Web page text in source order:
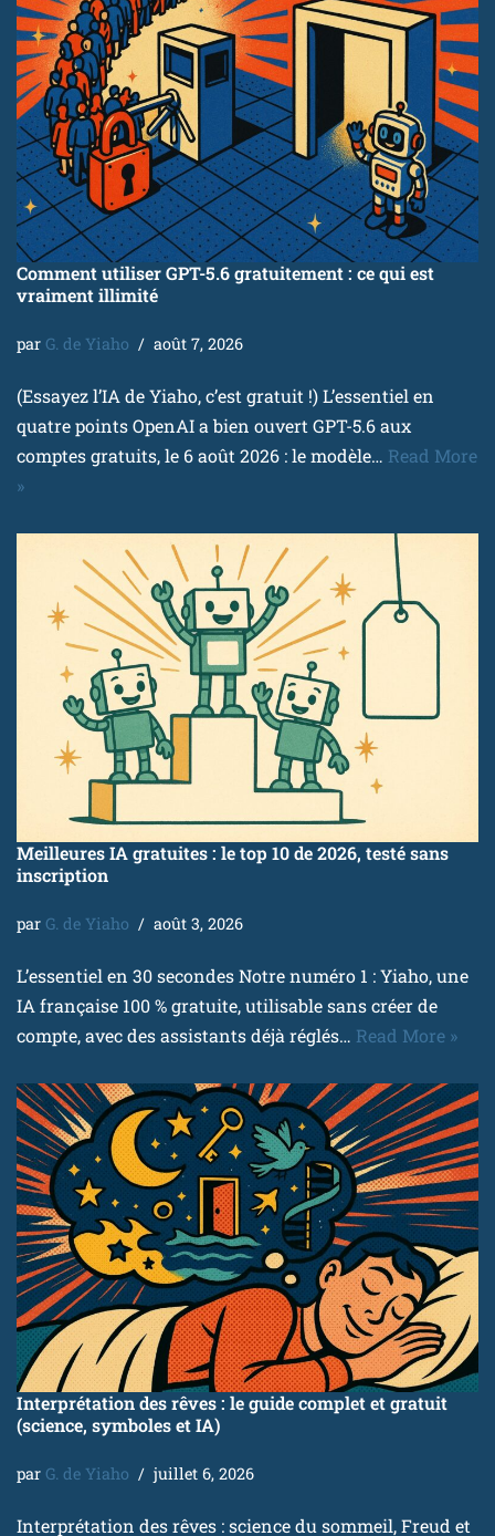
Comment utiliser GPT-5.6 gratuitement : ce qui est
vraiment illimité
par G. de Yiaho août 7, 2026
(Essayez l’IA de Yiaho, c’est gratuit !) L’essentiel en
quatre points OpenAI a bien ouvert GPT-5.6 aux
comptes gratuits, le 6 août 2026 : le modèle… Read More
»
Meilleures IA gratuites : le top 10 de 2026, testé sans
inscription
par G. de Yiaho août 3, 2026
L’essentiel en 30 secondes Notre numéro 1 : Yiaho, une
IA française 100 % gratuite, utilisable sans créer de
compte, avec des assistants déjà réglés… Read More »
Interprétation des rêves : le guide complet et gratuit
(science, symboles et IA)
par G. de Yiaho juillet 6, 2026
Interprétation des rêves : science du sommeil, Freud et